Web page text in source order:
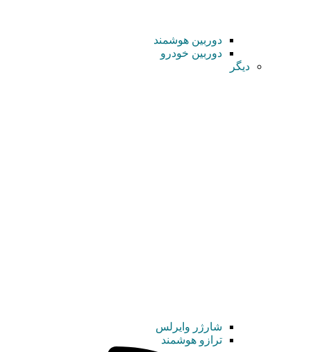
دوربین هوشمند
دوربین خودرو
دیگر
شارژر وایرلس
ترازو هوشمند